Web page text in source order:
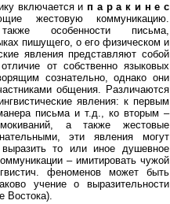
включается ип а р а к и н е с
жестовую коммуникацию.
особенности письма,
пишущего, о его физическом и
явления представляют собой
от собственно языковых
сознательно, однако они
общения. Различаются
явления: к первым
письма и т.д., ко вторым –
а также жестовые
эти явления могут
то или иное душевное
– имитировать чужой
феноменов может быть
учение о выразительности
Востока).